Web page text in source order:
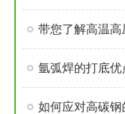
带您了解高温
氩弧焊的打底优
如何应对高碳